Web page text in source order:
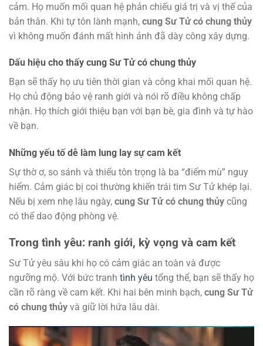
cảm. Họ muốn mối quan hệ phản chiếu giá trị và vị thế của
bản thân. Khi tự tôn lành mạnh, cung Sư Tử có chung thủy
vì không muốn đánh mất hình ảnh đã dày công xây dựng.
Dấu hiệu cho thấy cung Sư Tử có chung thủy
Bạn sẽ thấy họ ưu tiên thời gian và công khai mối quan hệ.
Họ chủ động bảo vệ ranh giới và nói rõ điều không chấp
nhận. Họ thích giới thiệu bạn với bạn bè, gia đình và tự hào
về bạn.
Những yếu tố dễ làm lung lay sự cam kết
Sự thờ ơ, so sánh và thiếu tôn trọng là ba “điểm mù” nguy
hiểm. Cảm giác bị coi thường khiến trái tim Sư Tử khép lại.
Nếu bị xem nhẹ lâu ngày, cung Sư Tử có chung thủy cũng
có thể dao động phòng vệ.
Trong tình yêu: ranh giới, kỳ vọng và cam kết
Sư Tử yêu sâu khi họ có cảm giác an toàn và được
ngưỡng mộ. Với bức tranh tình yêu tổng thể, bạn sẽ thấy họ
cần rõ ràng về cam kết. Khi hai bên minh bạch, cung Sư Tử
có chung thủy và giữ lời hứa lâu dài.